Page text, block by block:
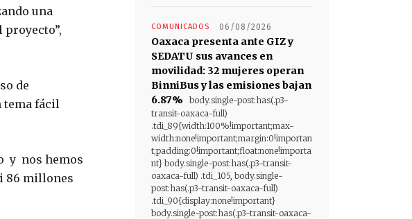
una
de
tema fácil
y nos hemos
86 millones
COMUNICADOS 06/08/2026
Oaxaca presenta ante GIZ y
SEDATU sus avances en
movilidad: 32 mujeres operan
BinniBus y las emisiones bajan
6.87%
body.single-post:has(.p3-
transit-oaxaca-full)
.tdi_89{width:100%!important;max-
width:none!important;margin:0!importan
t;padding:0!important;float:none!importa
nt} body.single-post:has(.p3-transit-
oaxaca-full) .tdi_105, body.single-
post:has(.p3-transit-oaxaca-full)
.tdi_90{display:none!important}
body.single-post:has(.p3-transit-oaxaca-